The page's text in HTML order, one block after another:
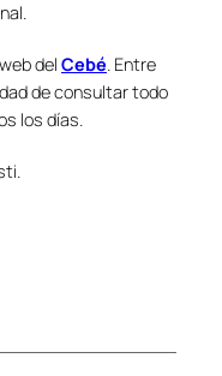
del Cebé. Entre
de consultar todo
los días.